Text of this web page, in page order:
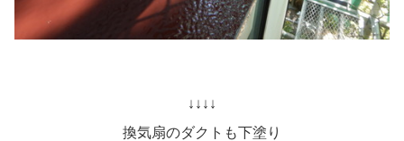
↓↓↓↓
換気扇のダクトも下塗り